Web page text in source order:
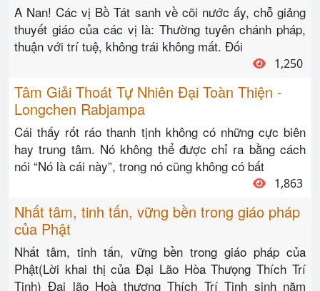
A Nan! Các vị Bồ Tát sanh về cõi nước ấy, chỗ giảng
thuyết giáo của các vị là: Thường tuyên chánh pháp,
thuận với trí tuệ, không trái không mất. Đối
1,250
Tâm Giải Thoát Tự Nhiên Đại Toàn Thiện -
Longchen Rabjampa
Cái thấy rốt ráo thanh tịnh không có những cực biên
hay trung tâm. Nó không thể được chỉ ra bằng cách
nói “Nó là cái này”, trong nó cũng không có bất
1,863
Nhất tâm, tinh tấn, vững bền trong giáo pháp
của Phật
Nhất tâm, tinh tấn, vững bền trong giáo pháp của
Phật(Lời khai thị của Đại Lão Hòa Thưọng Thích Trí
Tịnh) Đại lão Hoà thượng Thích Trí Tịnh sinh năm